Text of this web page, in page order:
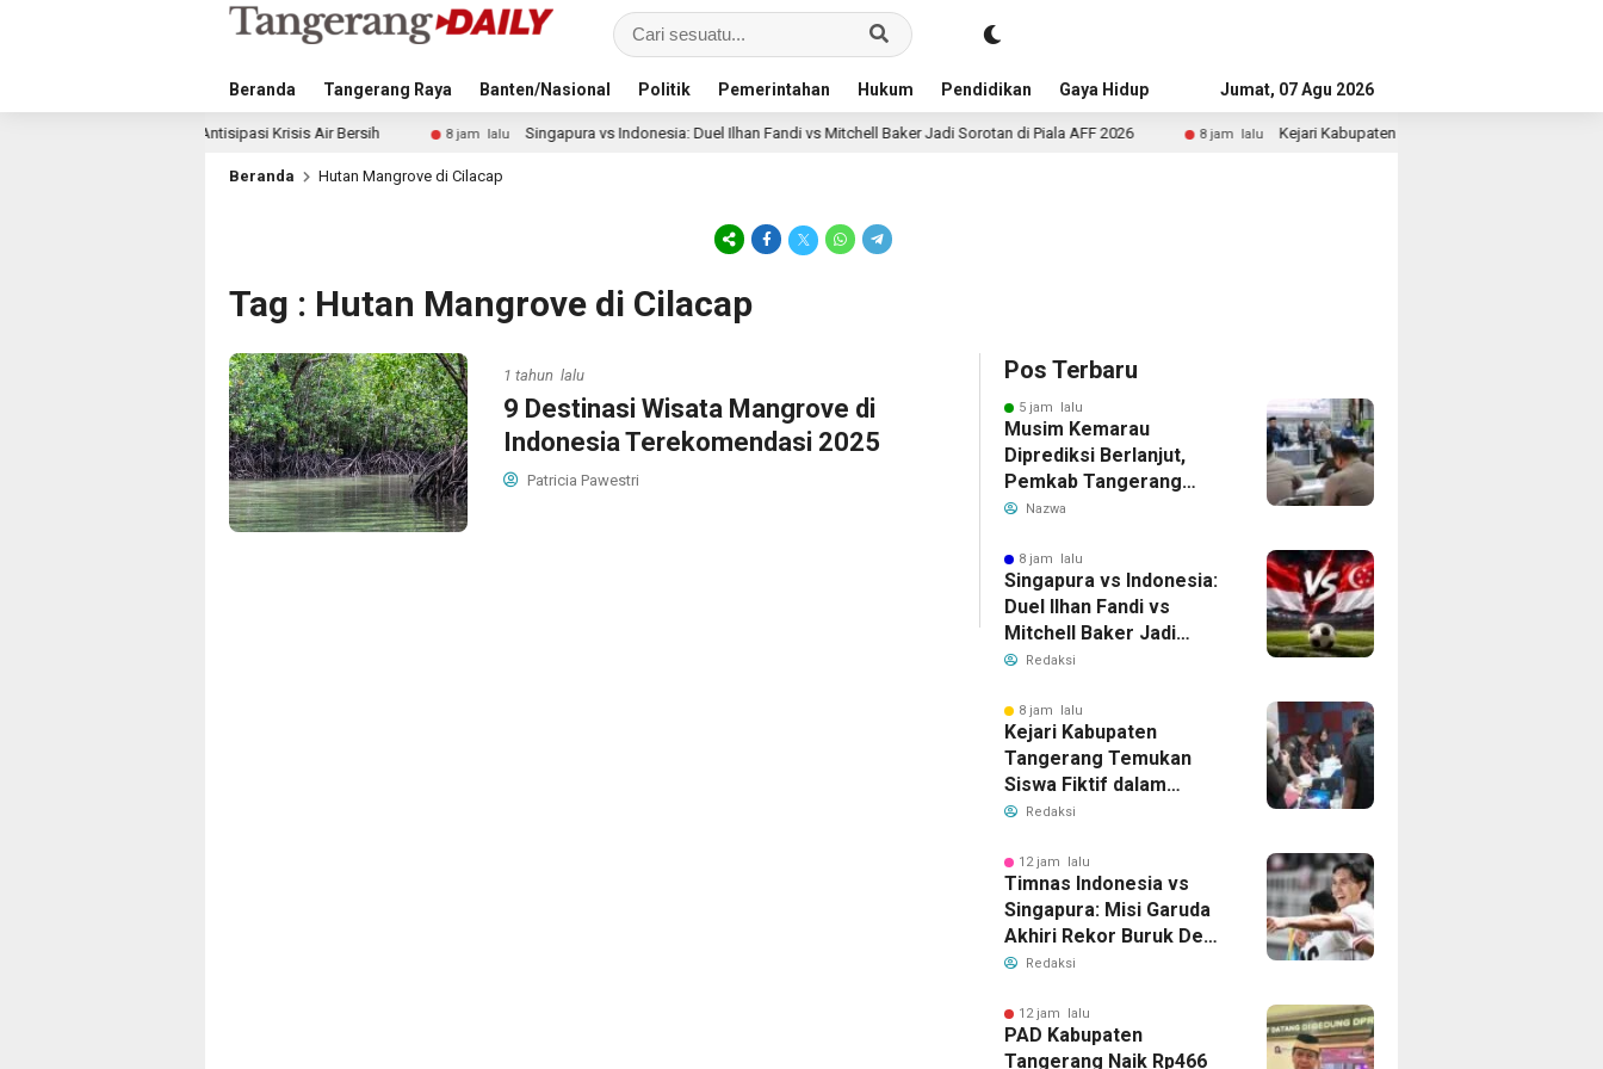
Beranda Tangerang Raya Banten/Nasional Politik Pemerintahan Hukum Pendidikan Gaya Hidup Advertorial
Jumat, 07 Agu 2026
Antisipasi Krisis Air Bersih 8 jam lalu Singapura vs Indonesia: Duel Ilhan Fandi vs Mitchell Baker Jadi Sorotan di Piala AFF 2026 8 jam lalu Kejari Kabupaten Tangerang Temukan Siswa Fiktif dalam
Beranda Hutan Mangrove di Cilacap
Tag : Hutan Mangrove di Cilacap
1 tahun lalu
9 Destinasi Wisata Mangrove di
Indonesia Terekomendasi 2025
Patricia Pawestri
Pos Terbaru
5 jam lalu
Musim Kemarau
Diprediksi Berlanjut,
Pemkab Tangerang
Siapkan Langkah
Bersih
Nazwa
8 jam lalu
Singapura vs Indonesia:
Duel Ilhan Fandi vs
Mitchell Baker Jadi
Sorotan di Piala AFF
Redaksi
8 jam lalu
Kejari Kabupaten
Tangerang Temukan
Siswa Fiktif dalam
Penyidikan Dana BOP
Redaksi
12 jam lalu
Timnas Indonesia vs
Singapura: Misi Garuda
Akhiri Rekor Buruk Demi
Tiket Semifinal Piala AFF
Redaksi
12 jam lalu
PAD Kabupaten
Tangerang Naik Rp466